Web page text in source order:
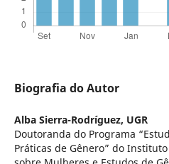
Biografia do Autor
Alba Sierra-Rodríguez, UGR
Doutoranda do Programa
Práticas de Gênero” do